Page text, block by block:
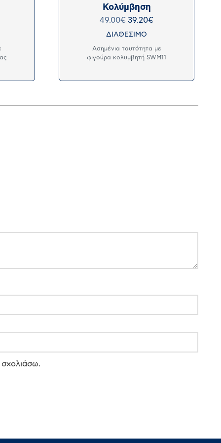
Κολύμβηση
49.00€ 39.20€
ΔΙΑΘΕΣΙΜΟ
Ασημένια ταυτότητα με
φιγούρα κολυμβητή SWM11